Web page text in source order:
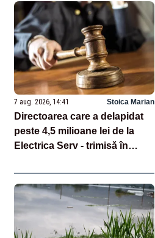
7 aug. 2026, 14:41 Stoica Marian
Directoarea care a delapidat
peste 4,5 milioane lei de la
Electrica Serv - trimisă în